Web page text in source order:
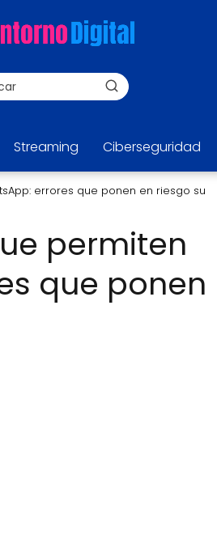
Streaming Ciberseguridad
errores que ponen en riesgo su
permiten
que ponen